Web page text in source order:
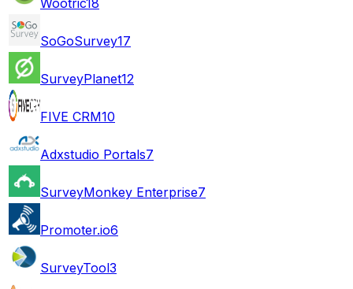
SoGoSurvey17
SurveyPlanet12
FIVE CRM10
Adxstudio Portals7
SurveyMonkey Enterprise7
Promoter.io6
SurveyTool3